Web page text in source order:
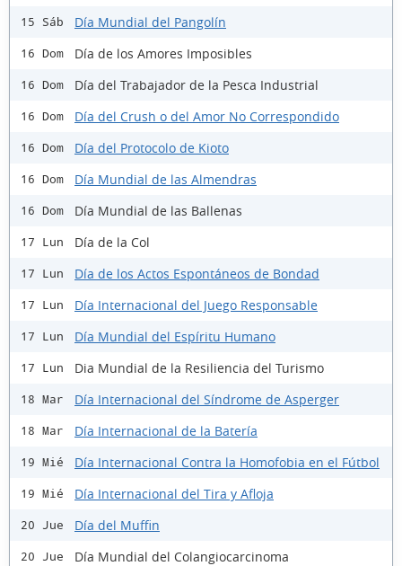
15 Sáb Día Mundial del Pangolín
16 Dom Día de los Amores Imposibles
16 Dom Día del Trabajador de la Pesca Industrial
16 Dom Día del Crush o del Amor No Correspondido
16 Dom Día del Protocolo de Kioto
16 Dom Día Mundial de las Almendras
16 Dom Día Mundial de las Ballenas
17 Lun Día de la Col
17 Lun Día de los Actos Espontáneos de Bondad
17 Lun Día Internacional del Juego Responsable
17 Lun Día Mundial del Espíritu Humano
17 Lun Dia Mundial de la Resiliencia del Turismo
18 Mar Día Internacional del Síndrome de Asperger
18 Mar Día Internacional de la Batería
19 Mié Día Internacional Contra la Homofobia en el Fútbol
19 Mié Día Internacional del Tira y Afloja
20 Jue Día del Muffin
20 Jue Día Mundial del Colangiocarcinoma